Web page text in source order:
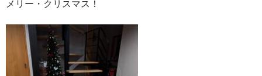
メリー・クリスマス！